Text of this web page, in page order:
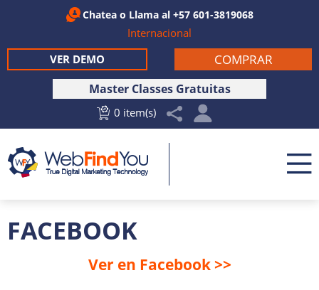
Chatea o Llama al +57 601-3819068
Internacional
Master Classes Gratuitas
0 item(s)
COMPRAR
VER DEMO
FACEBOOK
Ver en Facebook >>